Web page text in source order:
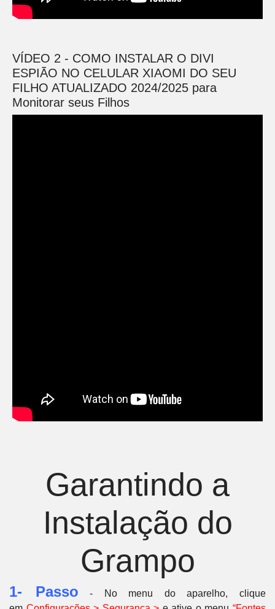
VÍDEO 2 - COMO INSTALAR O DIVI
ESPIÃO NO CELULAR XIAOMI DO SEU
FILHO ATUALIZADO 2024/2025 para
Monitorar seus Filhos
Garantindo a
Instalação do
Grampo
1- Passo - No menu do aparelho, clique